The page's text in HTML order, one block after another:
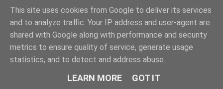
This site uses cookies from Google to deliver its services
and to analyze traffic. Your IP address and user-agent are
shared with Google along with performance and security
metrics to ensure quality of service, generate usage
statistics, and to detect and address abuse.
LEARN MORE GOT IT